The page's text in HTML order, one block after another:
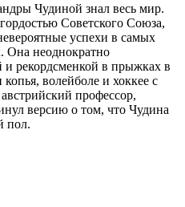
Чудиной знал весь мир.
Советского Союза,
успехи в самых
Она неоднократно
и рекордсменкой в прыжках в
волейболе и хоккее с
профессор,
версию о том, что Чудина
пол.